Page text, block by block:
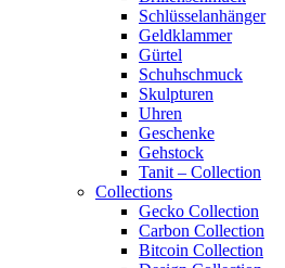
Schlüsselanhänger
Geldklammer
Gürtel
Schuhschmuck
Skulpturen
Uhren
Geschenke
Gehstock
Tanit – Collection
Collections
Gecko Collection
Carbon Collection
Bitcoin Collection